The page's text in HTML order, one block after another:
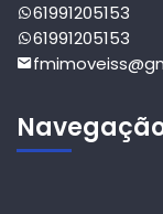
61991205153
61991205153